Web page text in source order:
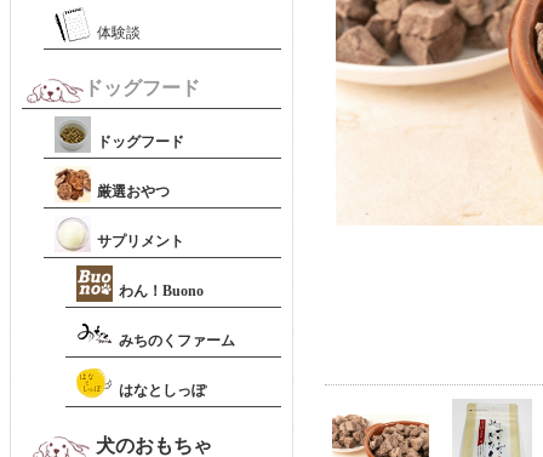
体験談
ドッグフード
ドッグフード
厳選おやつ
サプリメント
わん！Buono
みちのくファーム
はなとしっぽ
犬のおもちゃ